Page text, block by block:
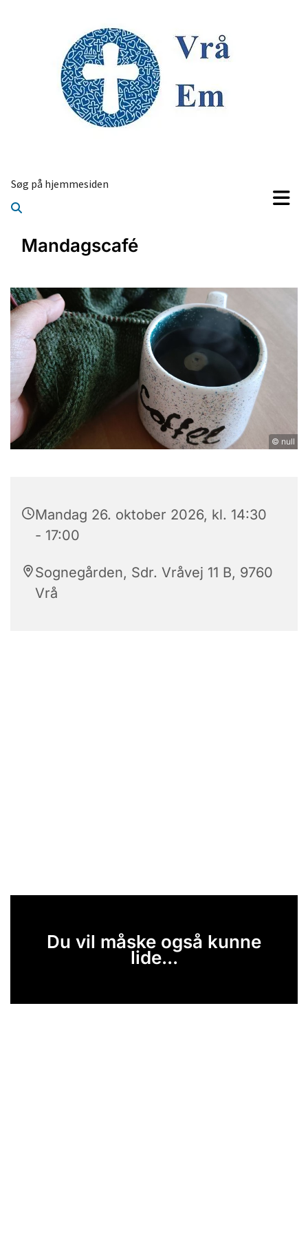
Søg på hjemmesiden
Mandagscafé
© null
Mandag 26. oktober 2026, kl. 14:30
- 17:00
Sognegården, Sdr. Vråvej 11 B, 9760
Vrå
Du vil måske også kunne
lide...